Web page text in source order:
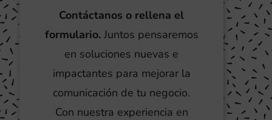
Contáctanos o rellena el
formulario.Juntos pensaremos
en soluciones nuevas e
impactantes para mejorar la
comunicación de tu negocio.
Con nuestra experiencia en